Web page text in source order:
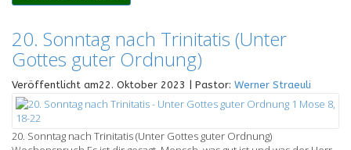
20. Sonntag nach Trinitatis (Unter
Gottes guter Ordnung)
Veröffentlicht am22. Oktober 2023 | Pastor: Werner Straeuli
20. Sonntag nach Trinitatis (Unter Gottes guter Ordnung)